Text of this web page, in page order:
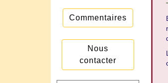
Commentaires
Nous
contacter